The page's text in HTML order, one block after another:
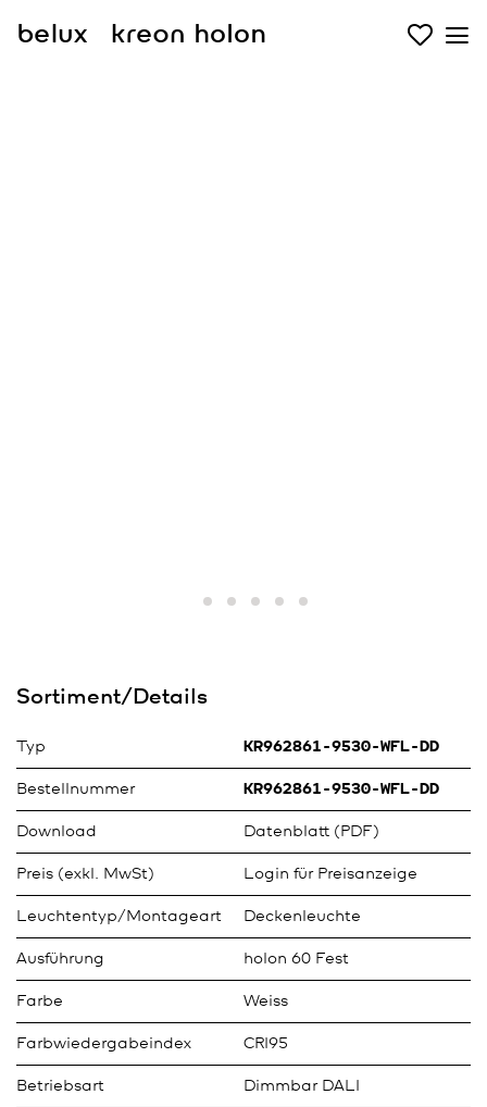
belux kreon holon
Sortiment/Details
Typ KR962861-9530-WFL-DD
Bestellnummer KR962861-9530-WFL-DD
Download Datenblatt (PDF)
Preis (exkl. MwSt) Login für Preisanzeige
Leuchtentyp/Montageart Deckenleuchte
Ausführung holon 60 Fest
Farbe Weiss
Farbwiedergabeindex CRI95
Betriebsart Dimmbar DALI